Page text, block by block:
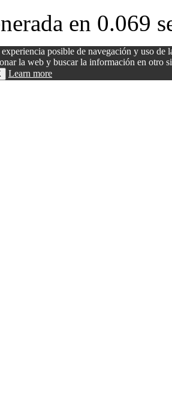
en 0.069
posible de navegación y uso
la web y buscar la información en otro
Learn more